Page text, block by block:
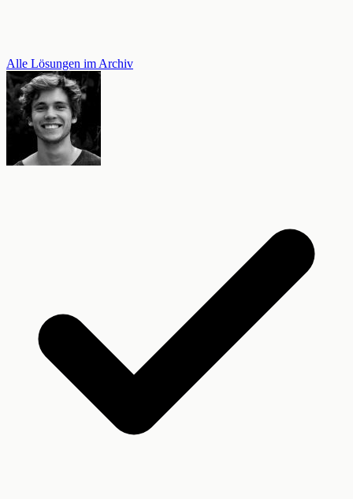
Alle Lösungen im Archiv